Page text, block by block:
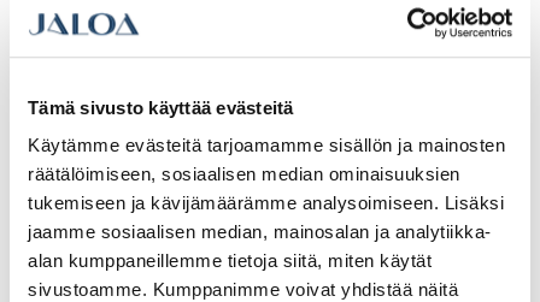
Tämä sivusto käyttää evästeitä
Käytämme evästeitä tarjoamamme sisällön ja mainosten
räätälöimiseen, sosiaalisen median ominaisuuksien
tukemiseen ja kävijämäärämme analysoimiseen. Lisäksi
jaamme sosiaalisen median, mainosalan ja analytiikka-
alan kumppaneillemme tietoja siitä, miten käytät
sivustoamme. Kumppanimme voivat yhdistää näitä
Tutustu myös